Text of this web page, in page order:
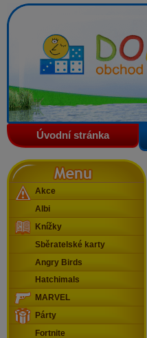
Domino - obchod s
Úvodní stránka
Menu
Akce
Albi
Knížky
Sběratelské karty
Angry Birds
Hatchimals
MARVEL
Párty
Fortnite